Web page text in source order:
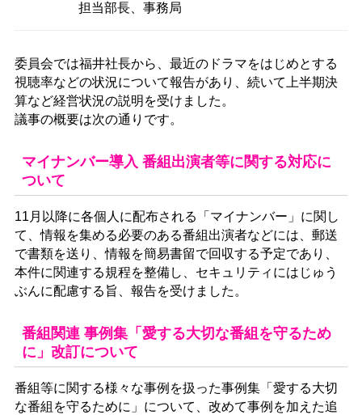
担当部長、事務局
委員会では福井社長から、最近のドラマをはじめとする
視聴率などの状況について報告があり、続いて上半期決
算など経営状況の説明を受けました。
議事の概要は次の通りです。
マイナンバー導入 番組出演者等に関する対応に
ついて
11月以降に各個人に配布される「マイナンバー」に関し
て、情報を集める必要のある番組出演者などには、郵送
で書類を送り、情報を簡易書留で回収する予定であり、
本件に関連する規程を整備し、セキュリティにはじゅう
ぶんに配慮する旨、報告を受けました。
番組関連 事例集「愛する大切な番組を守るため
に」改訂について
番組等に関する様々な事例を扱った事例集「愛する大切
な番組を守るために」について、改めて事例を加えた追